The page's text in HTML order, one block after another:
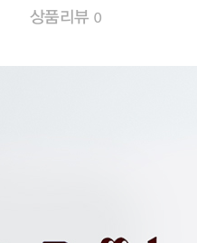
상품리뷰 0